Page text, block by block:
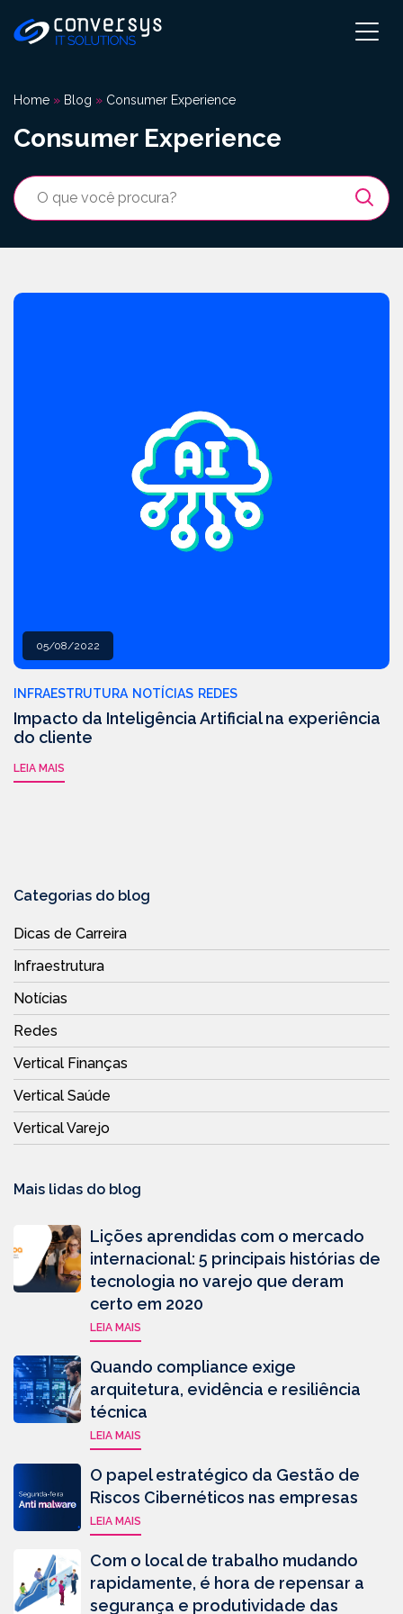
para
Home » Blog » Consumer Experience
Consumer Experience
05/08/2022
INFRAESTRUTURA NOTÍCIAS REDES
Impacto da Inteligência Artificial na experiência
do cliente
LEIA MAIS
Categorias do blog
Dicas de Carreira
Infraestrutura
Notícias
Redes
Vertical Finanças
Vertical Saúde
Vertical Varejo
Mais lidas do blog
Lições aprendidas com o mercado
internacional: 5 principais histórias de
tecnologia no varejo que deram
certo em 2020
LEIA MAIS
Quando compliance exige
arquitetura, evidência e resiliência
técnica
LEIA MAIS
O papel estratégico da Gestão de
Riscos Cibernéticos nas empresas
LEIA MAIS
Com o local de trabalho mudando
rapidamente, é hora de repensar a
segurança e produtividade das